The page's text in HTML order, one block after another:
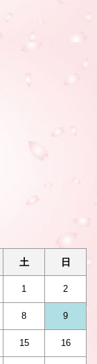
土 日
1 2
8 9
15 16